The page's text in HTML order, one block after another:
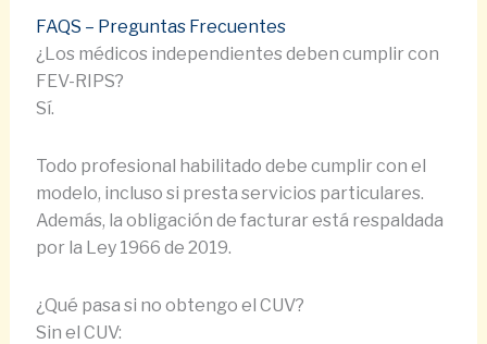
FAQS – Preguntas Frecuentes
¿Los médicos independientes deben cumplir con
FEV-RIPS?
Sí.
Todo profesional habilitado debe cumplir con el
modelo, incluso si presta servicios particulares.
Además, la obligación de facturar está respaldada
por la Ley 1966 de 2019.
¿Qué pasa si no obtengo el CUV?
Sin el CUV: